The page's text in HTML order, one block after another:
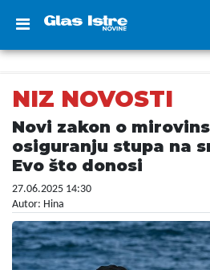
NIZ NOVOSTI
Novi zakon o
osiguranju stupa na
Evo što donosi
27.06.2025 14:30
Autor: Hina